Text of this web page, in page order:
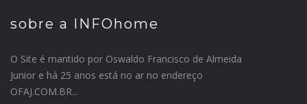
sobre a INFOhome
O Site é mantido por Oswaldo Francisco de Almeida
Junior e há 25 anos está no ar no endereço
OFAJ.COM.BR...